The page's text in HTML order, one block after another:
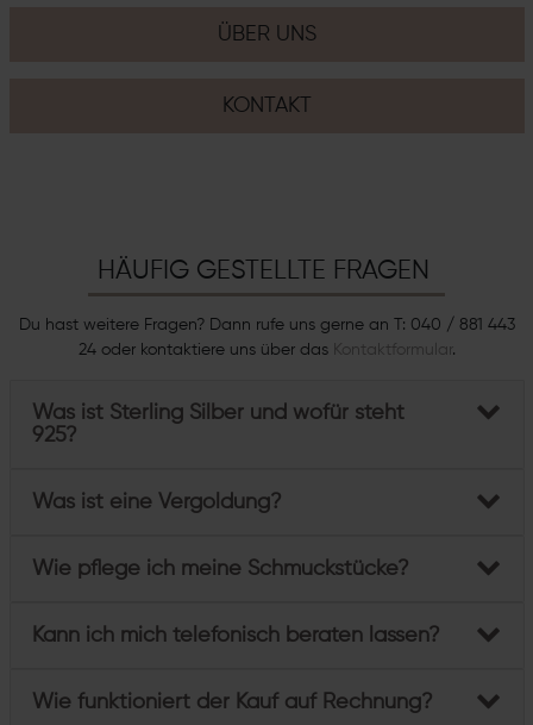
ÜBER UNS
KONTAKT
HÄUFIG GESTELLTE FRAGEN
Du hast weitere Fragen? Dann rufe uns gerne an T: 040 / 881 443
24 oder kontaktiere uns über das
Kontaktformular.
Was ist Sterling Silber und wofür steht
925?
Was ist eine Vergoldung?
Wie pflege ich meine Schmuckstücke?
Kann ich mich telefonisch beraten lassen?
Wie funktioniert der Kauf auf Rechnung?